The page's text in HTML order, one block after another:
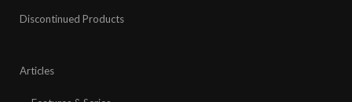
Discontinued Products
Articles